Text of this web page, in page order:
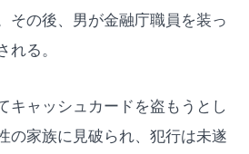
その後、男が金融庁職員を装っ
れる。
キャッシュカードを盗もうとし
の家族に見破られ、犯行は未遂